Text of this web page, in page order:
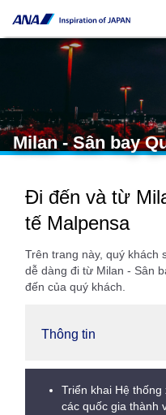
Milan - Sân bay
Đi đến và từ
tế Malpensa
Trên trang này, quý khách
dễ dàng đi từ Milan - Sân
đến của quý khách.
Thông tin
Triển khai Hệ
các quốc gia thành